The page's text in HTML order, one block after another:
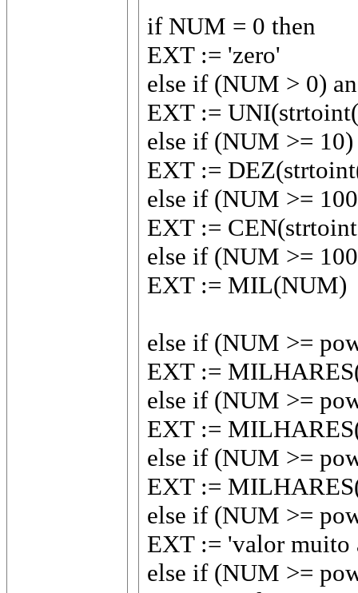
if NUM = 0 then
EXT := 'zero'
else if (NUM > 0)
EXT :=
else if (NUM >=
EXT :=
else if (NUM >=
EXT :=
else if (NUM >=
EXT := MIL(NUM)
else if (NUM >=
EXT :=
else if (NUM >=
EXT :=
else if (NUM >=
EXT :=
else if (NUM >=
EXT := 'valor
else if (NUM >=